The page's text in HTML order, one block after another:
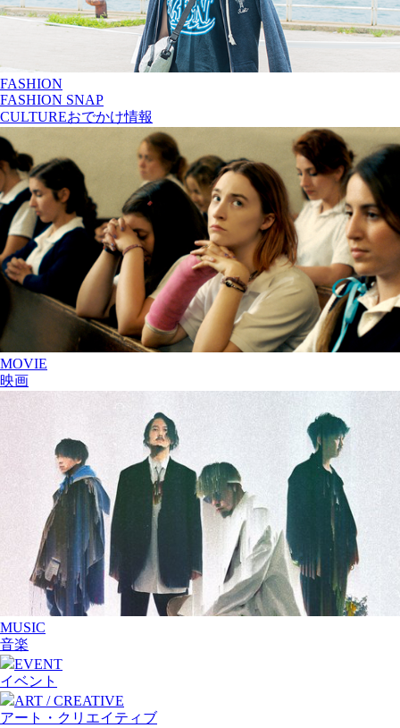
FASHION
FASHION SNAP
CULTUREおでかけ情報
MOVIE
映画
MUSIC
音楽
EVENT
イベント
ART / CREATIVE
アート・クリエイティブ